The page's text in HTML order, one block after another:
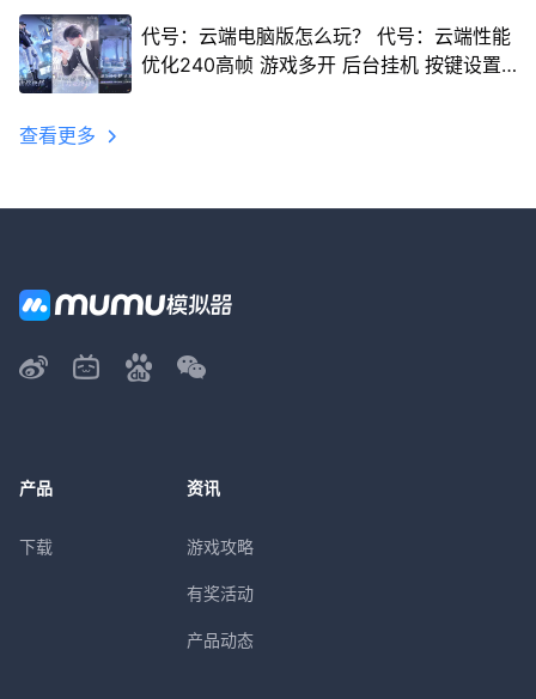
代号：云端电脑版怎么玩？ 代号：云端性能
优化240高帧 游戏多开 后台挂机 按键设置
查看更多
产品
下载
资讯
游戏攻略
有奖活动
产品动态